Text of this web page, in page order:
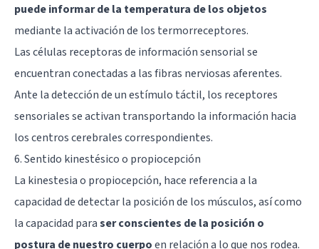
puede informar de la temperatura de los objetos
mediante la activación de los termorreceptores.
Las células receptoras de información sensorial se
encuentran conectadas a las fibras nerviosas aferentes.
Ante la detección de un estímulo táctil, los receptores
sensoriales se activan transportando la información hacia
los centros cerebrales correspondientes.
6. Sentido kinestésico o propiocepción
La kinestesia o propiocepción, hace referencia a la
capacidad de detectar la posición de los músculos, así como
la capacidad paraser conscientes de la posición o
postura de nuestro cuerpoen relación a lo que nos rodea.